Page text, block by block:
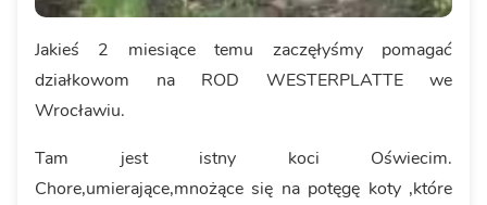
Jakieś 2 miesiące temu zaczęłyśmy pomagać
działkowom na ROD WESTERPLATTE we
Wrocławiu.
Tam jest istny koci Oświecim.
Chore,umierające,mnożące się na potęgę koty ,które